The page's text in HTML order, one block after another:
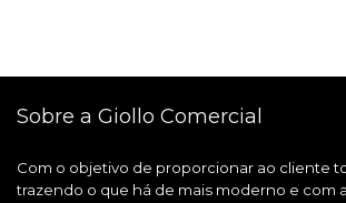
Sobre a Giollo Comercial
Com o objetivo de proporcionar ao cliente
trazendo o que há de mais moderno e com